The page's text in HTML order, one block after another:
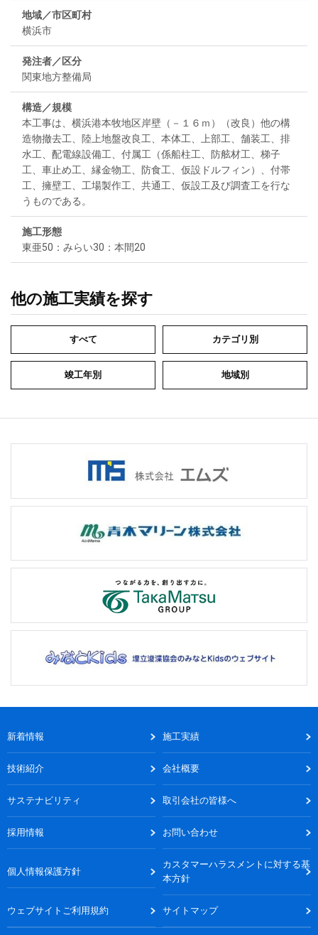
地域／市区町村
横浜市
発注者／区分
関東地方整備局
構造／規模
本工事は、横浜港本牧地区岸壁（－１６ｍ）（改良）他の構
造物撤去工、陸上地盤改良工、本体工、上部工、舗装工、排
水工、配電線設備工、付属工（係船柱工、防舷材工、梯子
工、車止め工、縁金物工、防食工、仮設ドルフィン）、付帯
工、擁壁工、工場製作工、共通工、仮設工及び調査工を行な
うものである。
施工形態
東亜50：みらい30：本間20
他の施工実績を探す
すべて カテゴリ別
竣工年別 地域別
新着情報 施工実績
技術紹介 会社概要
サステナビリティ 取引会社の皆様へ
採用情報 お問い合わせ
個人情報保護方針
カスタマーハラスメントに対する基
本方針
ウェブサイトご利用規約 サイトマップ